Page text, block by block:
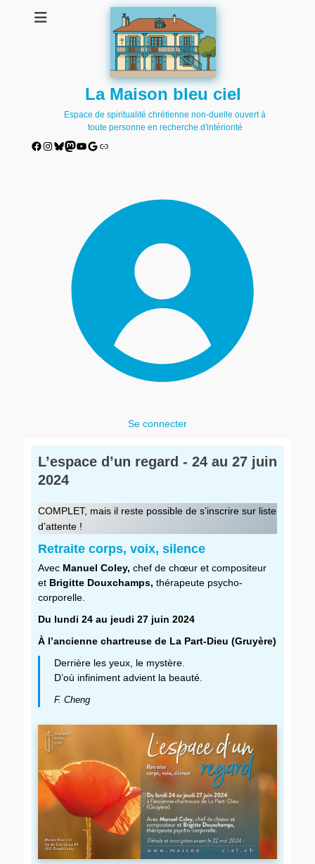
La Maison bleu ciel
Espace de spiritualité chrétienne non-duelle ouvert à
toute personne en recherche d'intériorité
Facebook
Instagram
Bluesky
Mastodon
YouTube
Google
Lien
Se connecter
L’espace d’un regard - 24 au 27 juin
2024
COMPLET, mais il reste possible de s’inscrire sur liste
d’attente !
Retraite corps, voix, silence
Avec Manuel Coley, chef de chœur et compositeur
et Brigitte Douxchamps, thérapeute psycho-
corporelle.
Du lundi 24 au jeudi 27 juin 2024
À l’ancienne chartreuse de La Part-Dieu (Gruyère)
Derrière les yeux, le mystère.
D’où infiniment advient la beauté.
F. Cheng